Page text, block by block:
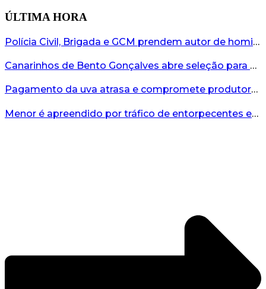
ÚLTIMA HORA
Polícia Civil, Brigada e GCM prendem autor de homicídio em Bento Gonçalves...
Canarinhos de Bento Gonçalves abre seleção para novos integrantes...
Pagamento da uva atrasa e compromete produtores...
Menor é apreendido por tráfico de entorpecentes em Veranópolis...